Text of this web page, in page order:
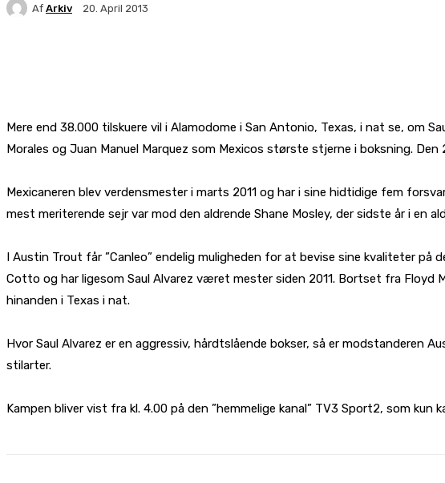
Af Arkiv 20. April 2013
Mere end 38.000 tilskuere vil i Alamodome i San Antonio, Texas, i nat se, om
Morales og Juan Manuel Marquez som Mexicos største stjerne i boksning.
Mexicaneren blev verdensmester i marts 2011 og har i sine hidtidige fem
mest meriterende sejr var mod den aldrende Shane Mosley, der sidste år i en
I Austin Trout får ”Canleo” endelig muligheden for at bevise sine kvaliteter
Cotto og har ligesom Saul Alvarez været mester siden 2011. Bortset fra
hinanden i Texas i nat.
Hvor Saul Alvarez er en aggressiv, hårdtslående bokser, så er modstanderen
stilarter.
Kampen bliver vist fra kl. 4.00 på den ”hemmelige kanal” TV3 Sport2, som kun